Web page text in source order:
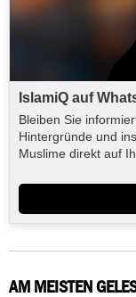
IslamiQ auf
Bleiben Sie
Hintergründe und
Muslime direkt auf
AM MEISTEN